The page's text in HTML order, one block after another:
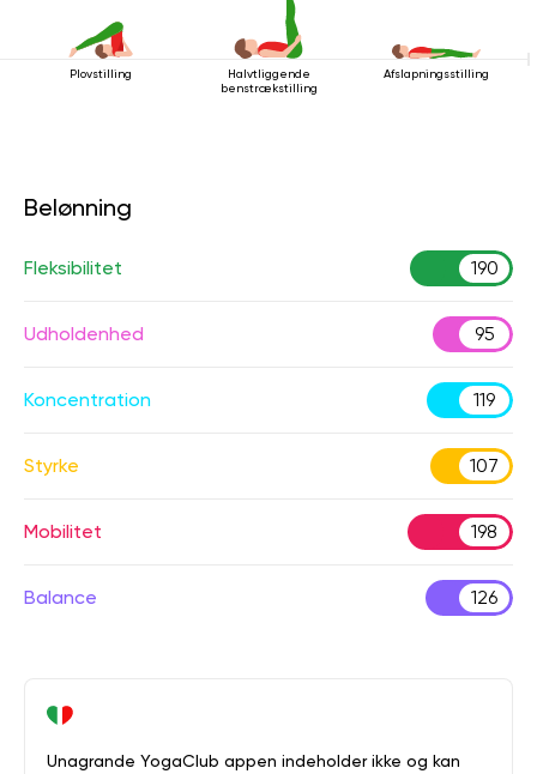
Plovstilling
Halvtliggende
benstrækstilling
Afslapningsstilling
Belønning
Fleksibilitet 190
Udholdenhed 95
Koncentration 119
Styrke 107
Mobilitet 198
Balance 126
Unagrande YogaClub appen indeholder ikke og kan